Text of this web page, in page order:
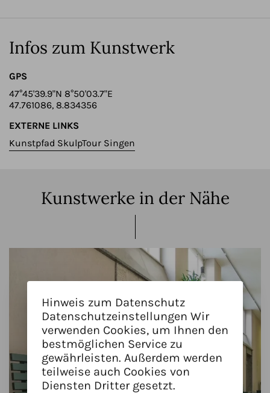
Infos zum Kunstwerk
GPS
47°45'39.9"N 8°50'03.7"E
47.761086, 8.834356
EXTERNE LINKS
Kunstpfad SkulpTour Singen
Kunstwerke in der Nähe
Hinweis zum Datenschutz
Datenschutzeinstellungen Wir
verwenden Cookies, um Ihnen den
bestmöglichen Service zu
gewährleisten. Außerdem werden
teilweise auch Cookies von
Diensten Dritter gesetzt.